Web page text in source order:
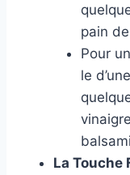
pain
Pour
le
La Touche